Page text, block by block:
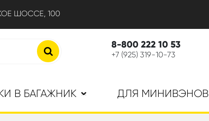
ШОССЕ, 100
8-800 222 10 53
+7 (925) 319-10-73
В БАГАЖНИК ДЛЯ МИНИВЭНОВ